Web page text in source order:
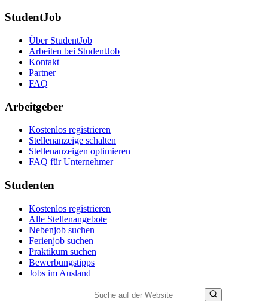
StudentJob
Über StudentJob
Arbeiten bei StudentJob
Kontakt
Partner
FAQ
Arbeitgeber
Kostenlos registrieren
Stellenanzeige schalten
Stellenanzeigen optimieren
FAQ für Unternehmer
Studenten
Kostenlos registrieren
Alle Stellenangebote
Nebenjob suchen
Ferienjob suchen
Praktikum suchen
Bewerbungstipps
Jobs im Ausland